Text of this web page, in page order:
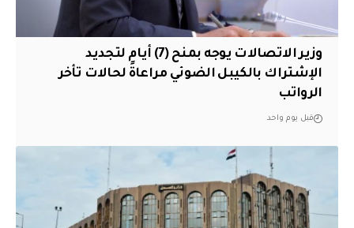
وزير الاتصالات يوجه بمنح (7) أيام لتجديد
الإشتراك بالكيبل الضوئي مراعاةً لحالات تأخر
الرواتب
قبل يوم واحد